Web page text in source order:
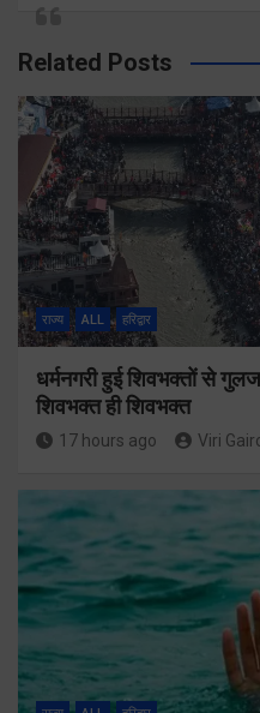
Related Posts
राज्य ALL हरिद्वार
धर्मनगरी हुई शिवभक्तों से
शिवभक्त ही शिवभक्त
17 hours ago Viri